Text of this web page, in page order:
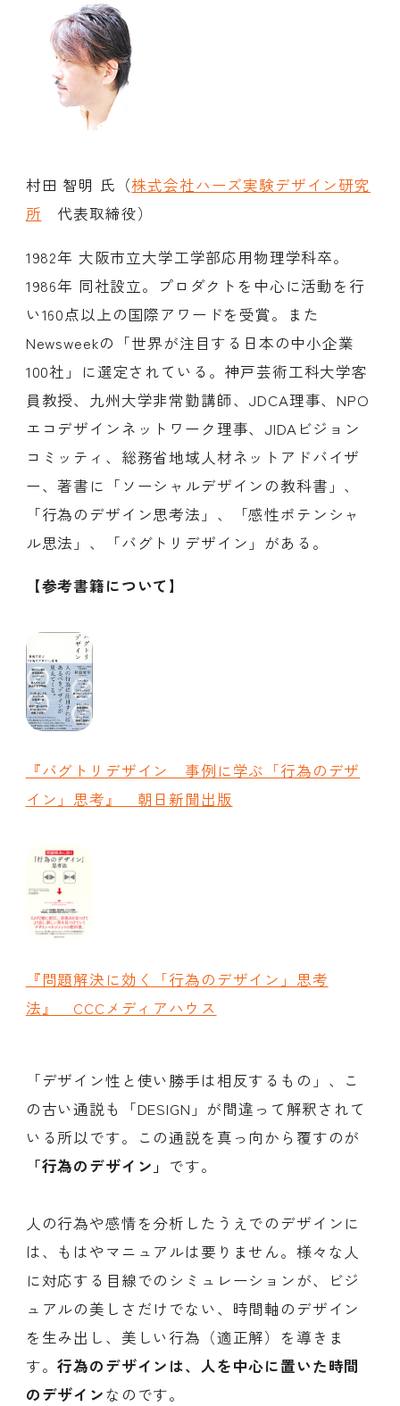
村田 智明 氏（株式会社ハーズ実験デザイン研究
所 代表取締役）
1982年 大阪市立大学工学部応用物理学科卒。
1986年 同社設立。プロダクトを中心に活動を行
い160点以上の国際アワードを受賞。また
Newsweekの「世界が注目する日本の中小企業
100社」に選定されている。神戸芸術工科大学客
員教授、九州大学非常勤講師、JDCA理事、NPO
エコデザインネットワーク理事、JIDAビジョン
コミッティ、総務省地域人材ネットアドバイザ
ー、著書に「ソーシャルデザインの教科書」、
「行為のデザイン思考法」、「感性ポテンシャ
ル思法」、「バグトリデザイン」がある。
【参考書籍について】
『バグトリデザイン 事例に学ぶ「行為のデザ
イン」思考』 朝日新聞出版
『問題解決に効く「行為のデザイン」思考
法』 CCCメディアハウス
「デザイン性と使い勝手は相反するもの」、こ
の古い通説も「DESIGN」が間違って解釈されて
いる所以です。この通説を真っ向から覆すのが
「行為のデザイン」 です。
人の行為や感情を分析したうえでのデザインに
は、もはやマニュアルは要りません。様々な人
に対応する目線でのシミュレーションが、ビジ
ュアルの美しさだけでない、時間軸のデザイン
を生み出し、美しい行為（適正解）を導きま
す。行為のデザインは、人を中心に置いた時間
のデザインなのです。